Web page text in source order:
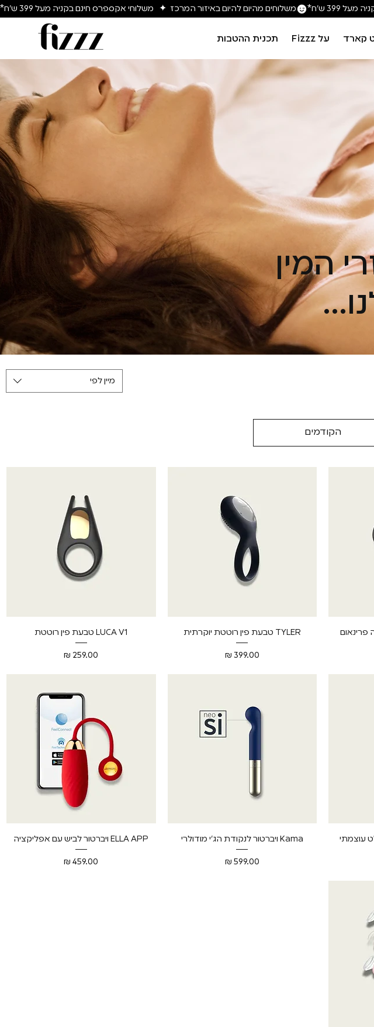
משלוחים מהיום להיום באיזור המרכז  ✦   משלוחי אקספרס חינם בקניה מעל 399 ש״ח*
קארד על Fizzz תכנית ההטבות
המין
מיין לפי
הקודמים
תצוגה מהירה TYLER טבעת פין רוטטת יוקרתית
מחיר
תצוגה מהירהLUCA V1 טבעת פין רוטטת
מחיר
תצוגה מהירה Kama ויברטור לנקודת הג׳י מודולרי
מחיר
תצוגה מהירה ELLA APP ויברטור לביש עם אפליקציה
מחיר